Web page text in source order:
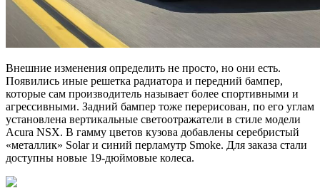
Внешние изменения определить не просто, но они есть.
Появились иные решетка радиатора и передний бампер,
которые сам производитель называет более спортивными и
агрессивными. Задний бампер тоже перерисован, по его углам
установлена вертикальные светоотражатели в стиле модели
Acura NSX. В гамму цветов кузова добавлены серебристый
«металлик» Solar и синий перламутр Smoke. Для заказа стали
доступны новые 19-дюймовые колеса.